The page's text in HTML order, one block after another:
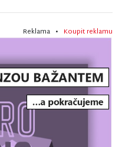
Reklama • Koupit reklamu